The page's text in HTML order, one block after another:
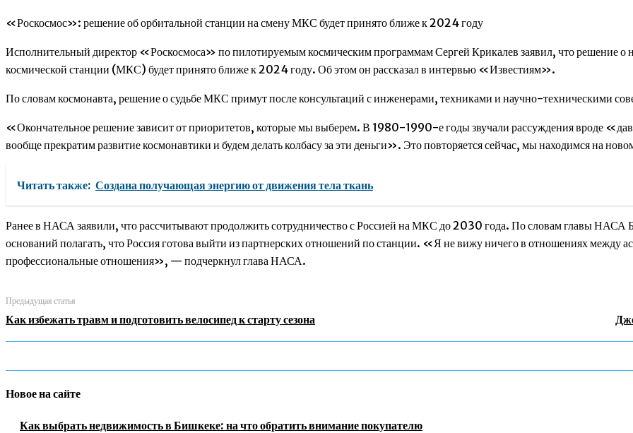
«Роскосмос»: решение об орбитальной станции на смену МКС будет принято ближе к 2024 году
Исполнительный директор «Роскосмоса» по пилотируемым космическим программам Сергей Крикалев заявил, что решение
космической станции (МКС) будет принято ближе к 2024 году. Об этом он рассказал в интервью «Известиям».
По словам космонавта, решение о судьбе МКС примут после консультаций с инженерами, техниками и научно-техническими
«Окончательное решение зависит от приоритетов, которые мы выберем. В 1980-1990-е годы звучали рассуждения вроде
вообще прекратим развитие космонавтики и будем делать колбасу за эти деньги». Это повторяется сейчас, мы находимся на
Читать также: Создана получающая энергию от движения тела ткань
Ранее в НАСА заявили, что рассчитывают продолжить сотрудничество с Россией на МКС до 2030 года. По словам главы НАСА
оснований полагать, что Россия готова выйти из партнерских отношений по станции. «Я не вижу ничего в отношениях между
профессиональные отношения», — подчеркнул глава НАСА.
Предыдущая статья
Как избежать травм и подготовить велосипед к старту сезона
Новое на сайте
Как выбрать недвижимость в Бишкеке: на что обратить внимание покупателю